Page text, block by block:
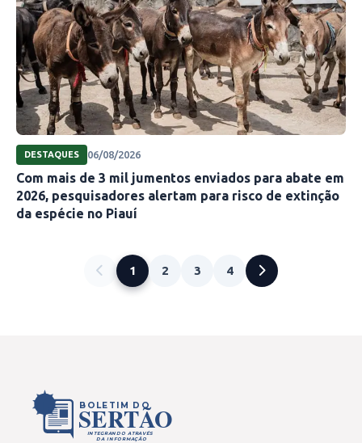
DESTAQUES 06/08/2026
Com mais de 3 mil jumentos enviados para abate em
2026, pesquisadores alertam para risco de extinção
da espécie no Piauí
1 2 3 4
BOLETIM DO
SERTÃO
INTEGRANDO ATRAVÉS
DA INFORMAÇÃO